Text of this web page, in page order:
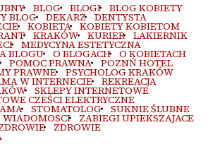
BLOG BLOGI BLOG KOBIETY
BLOG DEKARZ DENTYSTA
KOBIETA KOBIETY KOBIETOM
KRAKÓW KURIER LAKIERNIK
MEDYCYNA ESTETYCZNA
BLOGU O BLOGACH O KOBIETACH
POMOC PRAWNA POZNŃ HOTEL
PRAWNE PSYCHOLOG KRAKÓW
W INTERNECIE REKREACJA
SKLEPY INTERNETOWE
CZEŚCI ELEKTRYCZNE
STOMATOLOG SUKNIE ŚLUBNE
WIADOMOSCI ZABIEGI UPIEKSZAJACE
ZDROWIE